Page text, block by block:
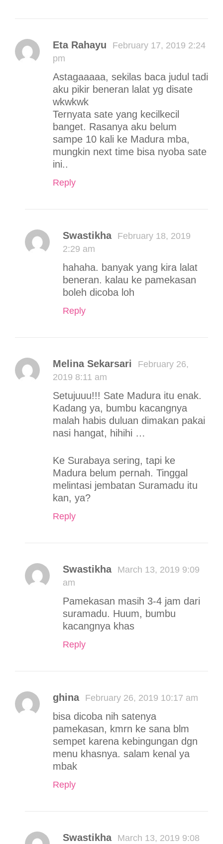
Eta Rahayu
February 17, 2019 2:24
pm
Astagaaaaa, sekilas baca judul tadi
aku pikir beneran lalat yg disate
wkwkwk
Ternyata sate yang kecilkecil
banget. Rasanya aku belum
sampe 10 kali ke Madura mba,
mungkin next time bisa nyoba sate
ini..
Reply
Swastikha
February 18, 2019
2:29 am
hahaha. banyak yang kira lalat
beneran. kalau ke pamekasan
boleh dicoba loh
Reply
Melina Sekarsari
February 26,
2019 8:11 am
Setujuuu!!! Sate Madura itu enak.
Kadang ya, bumbu kacangnya
malah habis duluan dimakan pakai
nasi hangat, hihihi …
Ke Surabaya sering, tapi ke
Madura belum pernah. Tinggal
melintasi jembatan Suramadu itu
kan, ya?
Reply
Swastikha
March 13, 2019 9:09
am
Pamekasan masih 3-4 jam dari
suramadu. Huum, bumbu
kacangnya khas
Reply
ghina February 26, 2019 10:17 am
bisa dicoba nih satenya
pamekasan, kmrn ke sana blm
sempet karena kebingungan dgn
menu khasnya. salam kenal ya
mbak
Reply
Swastikha
March 13, 2019 9:08